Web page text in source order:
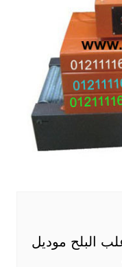
البلح موديل